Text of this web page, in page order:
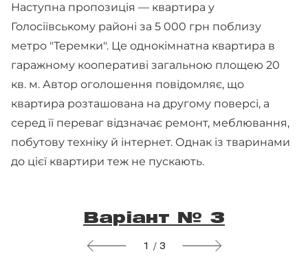
Наступна пропозиція — квартира у
Голосіївському районі за 5 000 грн поблизу
метро "Теремки". Це однокімнатна квартира в
гаражному кооперативі загальною площею 20
кв. м. Автор оголошення повідомляє, що
квартира розташована на другому поверсі, а
серед її переваг відзначає ремонт, меблювання,
побутову техніку й інтернет. Однак із тваринами
до цієї квартири теж не пускають.
Варіант № 3
1 / 3